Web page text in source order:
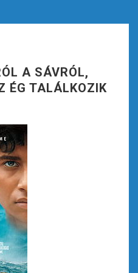
A SÁVRÓL,
ÉG TALÁLKOZIK